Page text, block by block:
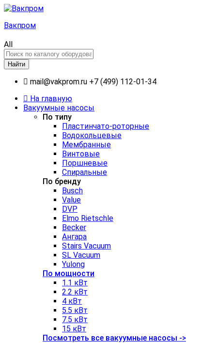
Вакпром
All
Найти
mail@vakprom.ru +7 (499) 112-01-34
На главную
Вакуумные насосы
По типу
Пластинчато-роторные
Водокольцевые
Мембранные
Винтовые
Поршневые
Спиральные
По бренду
Busch
Value
DVP
Elmo Rietschle
Becker
Ангара
Stairs Vacuum
SL Vacuum
Yulong
По мощности
1.1 кВт
2.2 кВт
4 кВт
5.5 кВт
7.5 кВт
15 кВт
Посмотреть все вакуумные насосы ->